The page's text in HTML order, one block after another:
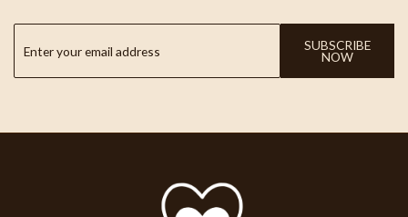
SUBSCRIBE
NOW